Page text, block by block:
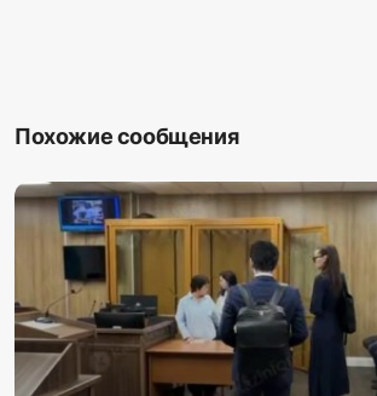
Похожие сообщения